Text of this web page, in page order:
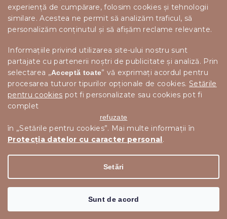
experiență de cumpărare, folosim cookies și tehnologii
similare. Acestea ne permit să analizăm traficul, să
personalizăm conținutul și să afișăm reclame relevante.
Informațiile privind utilizarea site-ului nostru sunt
partajate cu partenerii noștri de publicitate și analiză. Prin
selectarea „Acceptă toate” vă exprimați acordul pentru
procesarea tuturor tipurilor opționale de cookies. Setările
pentru cookies pot fi personalizate sau cookies pot fi
complet
refuzate
în „Setările pentru cookies”. Mai multe informații în
Protecția datelor cu caracter personal.
Setări
Sunt de acord
Creat de Shoptet Premium